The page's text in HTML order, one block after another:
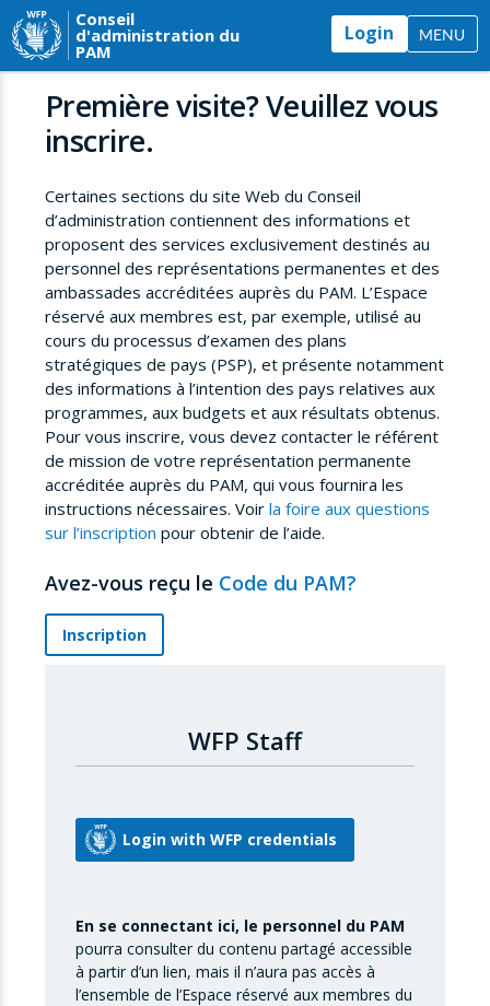
Conseil
d'administration du
PAM
Login MENU
Première visite? Veuillez vous
inscrire.
Certaines sections du site Web du Conseil
d’administration contiennent des informations et
proposent des services exclusivement destinés au
personnel des représentations permanentes et des
ambassades accréditées auprès du PAM. L’Espace
réservé aux membres est, par exemple, utilisé au
cours du processus d’examen des plans
stratégiques de pays (PSP), et présente notamment
des informations à l’intention des pays relatives aux
programmes, aux budgets et aux résultats obtenus.
Pour vous inscrire, vous devez contacter le référent
de mission de votre représentation permanente
accréditée auprès du PAM, qui vous fournira les
instructions nécessaires. Voir la foire aux questions
sur l’inscription pour obtenir de l’aide.
Avez-vous reçu le Code du PAM?
Inscription
WFP Staff
En se connectant ici, le personnel du PAM
pourra consulter du contenu partagé accessible
à partir d’un lien, mais il n’aura pas accès à
l’ensemble de l’Espace réservé aux membres du